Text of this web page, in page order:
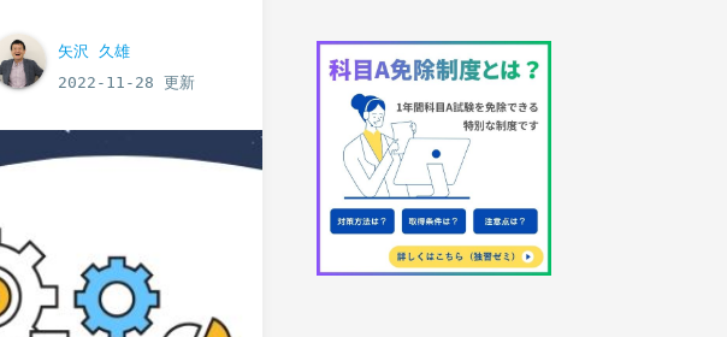
矢沢 久雄
2022-11-28 更新